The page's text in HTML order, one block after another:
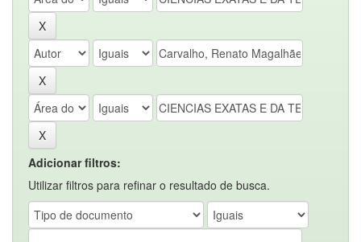
Adicionar filtros:
Utilizar filtros para refinar o resultado de busca.